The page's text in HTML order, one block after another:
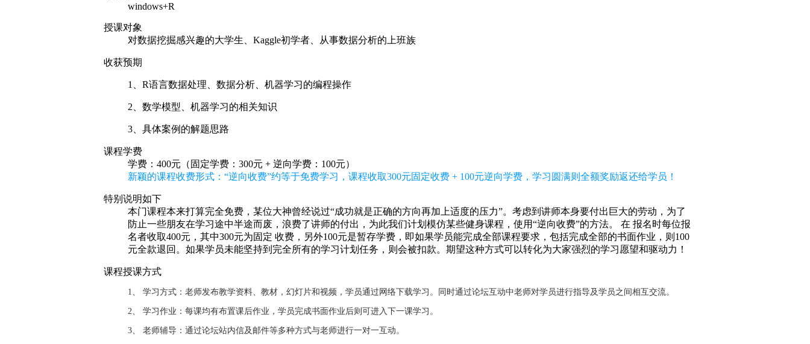
windows+R
授课对象
对数据挖掘感兴趣的大学生、Kaggle初学者、从事数据分析的上班族
收获预期
1、R语言数据处理、数据分析、机器学习的编程操作
2、数学模型、机器学习的相关知识
3、具体案例的解题思路
课程学费
学费：400元（固定学费：300元 + 逆向学费：100元）
新颖的课程收费形式：“逆向收费”约等于免费学习，课程收取300元固定收费 + 100元逆向学费，学习圆满则全额奖励返还给学员！
特别说明如下
本门课程本来打算完全免费，某位大神曾经说过“成功就是正确的方向再加上适度的压力”。考虑到讲师本身要付出巨大的劳动，为了
防止一些朋友在学习途中半途而废，浪费了讲师的付出，为此我们计划模仿某些健身课程，使用“逆向收费”的方法。 在 报名时每位报
名者收取400元，其中300元为固定 收费，另外100元是暂存学费，即如果学员能完成全部课程要求，包括完成全部的书面作业，则100
元全款退回。如果学员未能坚持到完全所有的学习计划任务，则会被扣款。期望这种方式可以转化为大家强烈的学习愿望和驱动力！
课程授课方式
1、 学习方式：老师发布教学资料、教材，幻灯片和视频，学员通过网络下载学习。同时通过论坛互动中老师对学员进行指导及学员之间相互交流。
2、 学习作业：每课均有布置课后作业，学员完成书面作业后则可进入下一课学习。
3、 老师辅导：通过论坛站内信及邮件等多种方式与老师进行一对一互动。